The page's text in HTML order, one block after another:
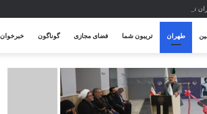
تا پایان امسال
طهران تریبون شما فضای مجازی گوناگون خبرخوان